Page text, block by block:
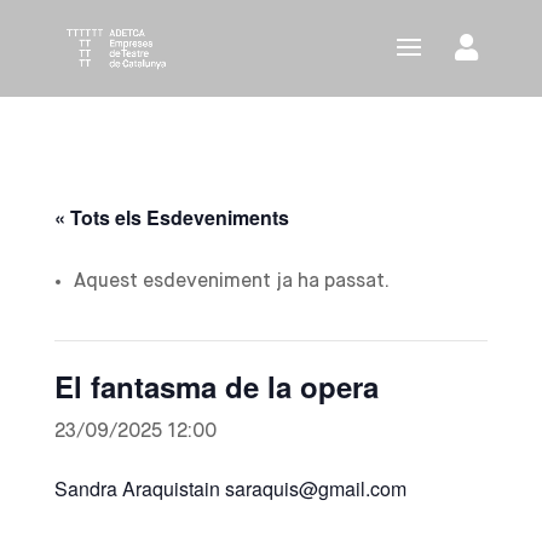
« Tots els Esdeveniments
Aquest esdeveniment ja ha passat.
El fantasma de la opera
23/09/2025 12:00
Sandra Araquistain saraquis@gmail.com